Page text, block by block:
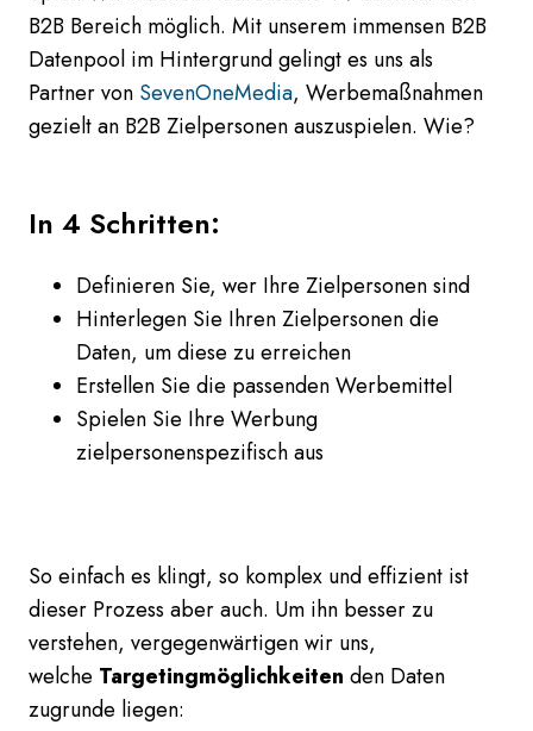
B2B Bereich möglich. Mit unserem immensen B2B
Datenpool im Hintergrund gelingt es uns als
Partnervon SevenOneMedia, Werbemaßnahmen
gezielt an B2B Zielpersonen auszuspielen. Wie?
In 4 Schritten:
Definieren Sie, wer Ihre Zielpersonen sind
Hinterlegen Sie Ihren Zielpersonen die
Daten, um diese zu erreichen
Erstellen Sie die passenden Werbemittel
Spielen Sie Ihre Werbung
zielpersonenspezifisch aus
So einfach es klingt, so komplex und effizient ist
dieser Prozess aber auch. Um ihn besser zu
verstehen, vergegenwärtigen wir uns,
welche Targetingmöglichkeiten den Daten
zugrunde liegen: